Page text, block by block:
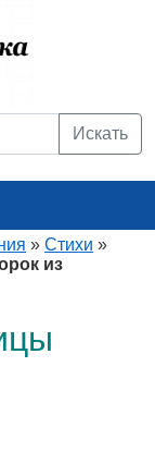
Искать
» Стихи »
из